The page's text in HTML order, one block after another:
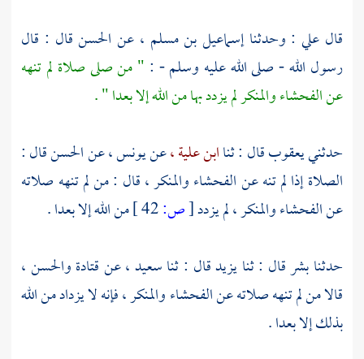
قال علي : وحدثناإسماعيل بن مسلم ، عن الحسنقال : قال
رسول الله - صلى الله عليه وسلم - : " من صلى صلاة لم تنهه
عن الفحشاء والمنكر لم يزدد بها من الله إلا بعدا " .
حدثنييعقوبقال : ثناابن علية ،عنيونس ،عنالحسنقال :
الصلاة إذا لم تنه عن الفحشاء والمنكر ، قال : من لم تنهه صلاته
عن الفحشاء والمنكر ، لم يزدد[ص:
من الله إلا بعدا .
حدثنابشرقال : ثنايزيدقال : ثناسعيد ،عنقتادةوالحسن ،
قالا من لم تنهه صلاته عن الفحشاء والمنكر ، فإنه لا يزداد من الله
بذلك إلا بعدا .